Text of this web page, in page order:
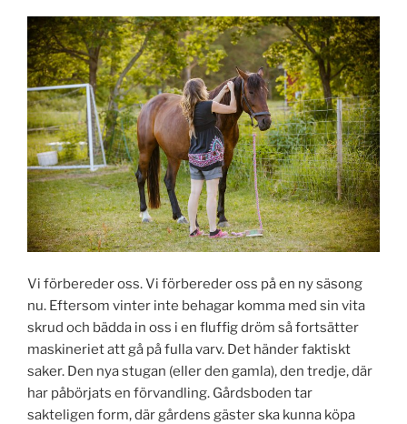
Vi förbereder oss. Vi förbereder oss på en ny säsong
nu. Eftersom vinter inte behagar komma med sin vita
skrud och bädda in oss i en fluffig dröm så fortsätter
maskineriet att gå på fulla varv. Det händer faktiskt
saker. Den nya stugan (eller den gamla), den tredje, där
har påbörjats en förvandling. Gårdsboden tar
sakteligen form, där gårdens gäster ska kunna köpa